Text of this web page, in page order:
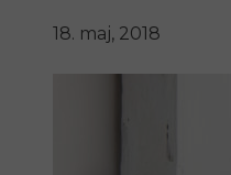
18. maj, 2018